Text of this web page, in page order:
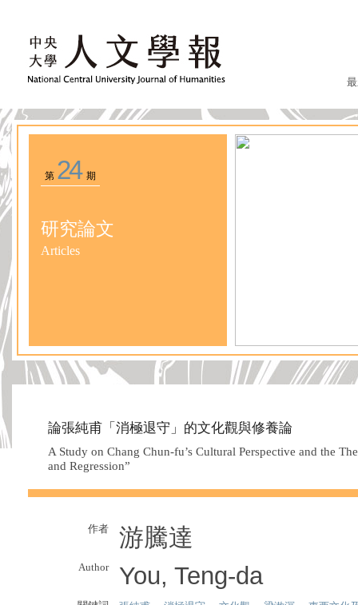
第 24期
研究論文
Articles
論張純甫「消極退守」的文化觀與修養論
A Study on Chang Chun-fu’s Cultural Perspective and the
and Regression”
作者 游騰達
Author You, Teng-da